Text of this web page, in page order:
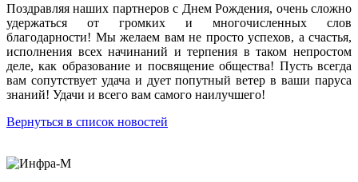
Поздравляя наших партнеров с Днем Рождения, очень сложно
удержаться от громких и многочисленных слов
благодарности! Мы желаем вам не просто успехов, а счастья,
исполнения всех начинаний и терпения в таком непростом
деле, как образование и посвящение общества! Пусть всегда
вам сопутствует удача и дует попутный ветер в ваши паруса
знаний! Удачи и всего вам самого наилучшего!
Вернуться в список новостей